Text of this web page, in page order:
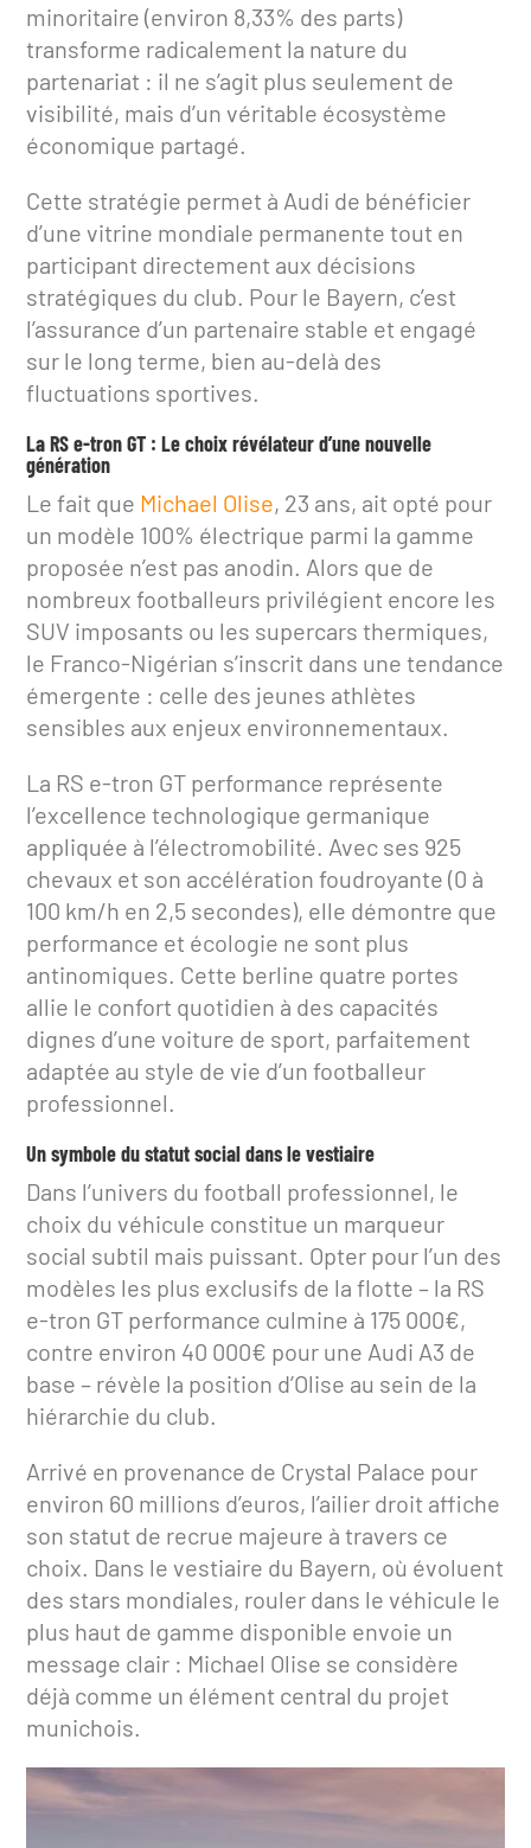
minoritaire (environ 8,33% des parts)
transforme radicalement la nature du
partenariat : il ne s’agit plus seulement de
visibilité, mais d’un véritable écosystème
économique partagé.
Cette stratégie permet à Audi de bénéficier
d’une vitrine mondiale permanente tout en
participant directement aux décisions
stratégiques du club. Pour le Bayern, c’est
l’assurance d’un partenaire stable et engagé
sur le long terme, bien au-delà des
fluctuations sportives.
La RS e-tron GT : Le choix révélateur d’une nouvelle
génération
Le fait que Michael Olise, 23 ans, ait opté pour
un modèle 100% électrique parmi la gamme
proposée n’est pas anodin. Alors que de
nombreux footballeurs privilégient encore les
SUV imposants ou les supercars thermiques,
le Franco-Nigérian s’inscrit dans une tendance
émergente : celle des jeunes athlètes
sensibles aux enjeux environnementaux.
La RS e-tron GT performance représente
l’excellence technologique germanique
appliquée à l’électromobilité. Avec ses 925
chevaux et son accélération foudroyante (0 à
100 km/h en 2,5 secondes), elle démontre que
performance et écologie ne sont plus
antinomiques. Cette berline quatre portes
allie le confort quotidien à des capacités
dignes d’une voiture de sport, parfaitement
adaptée au style de vie d’un footballeur
professionnel.
Un symbole du statut social dans le vestiaire
Dans l’univers du football professionnel, le
choix du véhicule constitue un marqueur
social subtil mais puissant. Opter pour l’un des
modèles les plus exclusifs de la flotte – la RS
e-tron GT performance culmine à 175 000€,
contre environ 40 000€ pour une Audi A3 de
base – révèle la position d’Olise au sein de la
hiérarchie du club.
Arrivé en provenance de Crystal Palace pour
environ 60 millions d’euros, l’ailier droit affiche
son statut de recrue majeure à travers ce
choix. Dans le vestiaire du Bayern, où évoluent
des stars mondiales, rouler dans le véhicule le
plus haut de gamme disponible envoie un
message clair : Michael Olise se considère
déjà comme un élément central du projet
munichois.